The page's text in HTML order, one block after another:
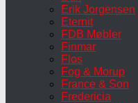
Erik Jorgensen
Eternit
FDB Møbler
Finmar
Flos
Fog & Morup
France & Son
Fredericia